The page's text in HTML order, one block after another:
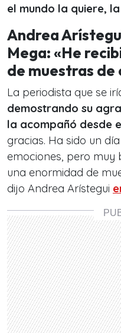
el mundo la quiere,
Andrea
Mega: «He
de muestras de
La periodista que se
demostrando su
la acompañó desde
gracias. Ha sido un
emociones, pero muy
una enormidad de
dijo Andrea Arístegui